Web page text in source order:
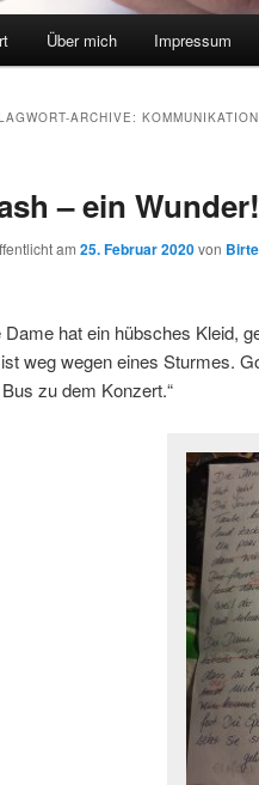
Über mich Impressum
ARCHIVE: KOMMUNIKATION
– ein Wunder!
am 25. Februar 2020von
Dame hat ein hübsches Kleid,
weg wegen eines Sturmes.
zu dem Konzert.“